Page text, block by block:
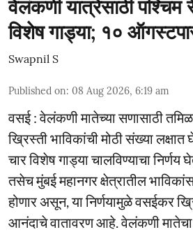
वेलंकणी यात्रेसाठी
विशेष गाड्या; १०
Swapnil S
Published on: 08 Aug 2026, 6:19 am
वसई : वेलंकणी मातेच्या सणासाठी
ख्रिस्ती भाविकांची मोठी संख्या लक्षात
चार विशेष गाड्या चालविण्याचा
तसेच मुंबई महानगर क्षेत्रातील
होणार असून, या निर्णयामुळे वसईकर
आनंदाचे वातावरण आहे. वेलंकणी मातेचा